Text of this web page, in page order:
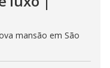
mansão em São